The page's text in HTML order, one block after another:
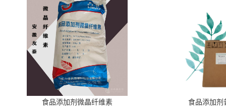
食品添加剂微晶纤维素 食品添加剂